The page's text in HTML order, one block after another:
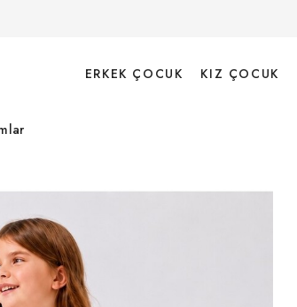
ERKEK ÇOCUK KIZ ÇOCUK